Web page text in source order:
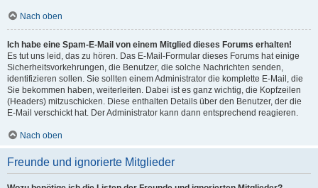
Nach oben
Ich habe eine Spam-E-Mail von einem Mitglied dieses Forums erhalten!
Es tut uns leid, das zu hören. Das E-Mail-Formular dieses Forums hat einige
Sicherheitsvorkehrungen, die Benutzer, die solche Nachrichten senden,
identifizieren sollen. Sie sollten einem Administrator die komplette E-Mail, die
Sie bekommen haben, weiterleiten. Dabei ist es ganz wichtig, die Kopfzeilen
(Headers) mitzuschicken. Diese enthalten Details über den Benutzer, der die
E-Mail verschickt hat. Der Administrator kann dann entsprechend reagieren.
Nach oben
Freunde und ignorierte Mitglieder